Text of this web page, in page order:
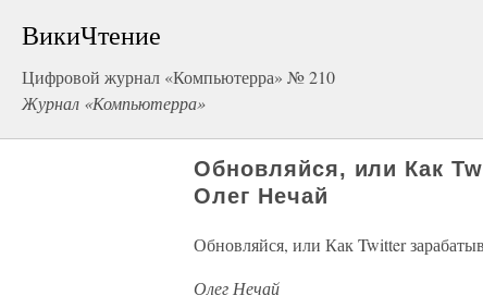
ВикиЧтение
Цифровой журнал «Компьютерра» № 210
Журнал «Компьютерра»
Обновляйся, или Как
Олег Нечай
Обновляйся, или Как Twitter
Олег Нечай